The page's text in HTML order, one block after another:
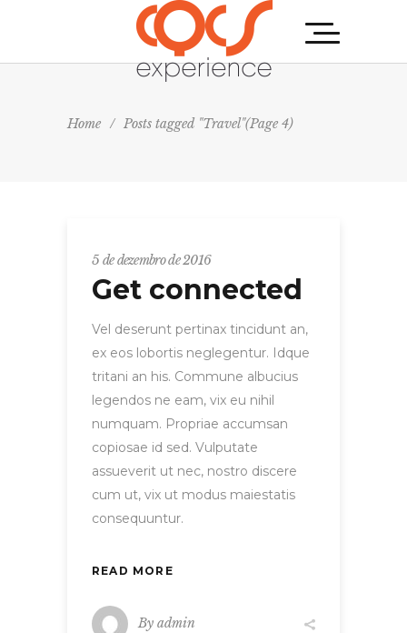
Home / Posts tagged "Travel"(Page 4)
5 de dezembro de 2016
Get connected
Vel deserunt pertinax tincidunt an,
ex eos lobortis neglegentur. Idque
tritani an his. Commune albucius
legendos ne eam, vix eu nihil
numquam. Propriae accumsan
copiosae id sed. Vulputate
assueverit ut nec, nostro discere
cum ut, vix ut modus maiestatis
consequuntur.
READ MORE
By admin